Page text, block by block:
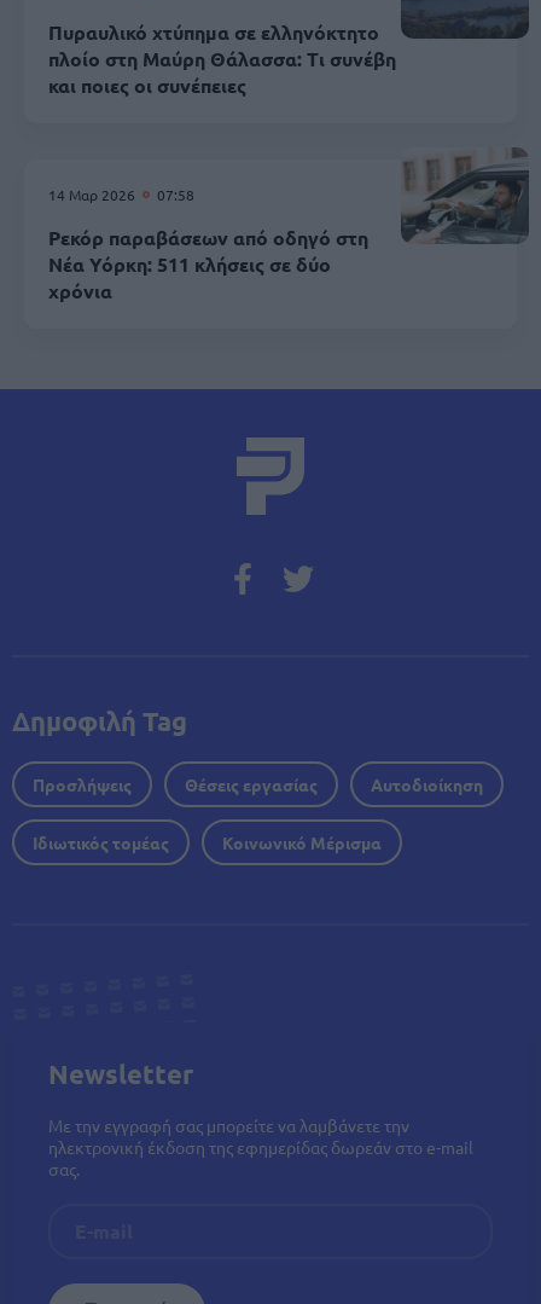
Πυραυλικό χτύπημα σε ελληνόκτητο
πλοίο στη Μαύρη Θάλασσα: Τι συνέβη
και ποιες οι συνέπειες
14 Μαρ 2026 07:58
Ρεκόρ παραβάσεων από οδηγό στη
Νέα Υόρκη: 511 κλήσεις σε δύο
χρόνια
Δημοφιλή Tag
Προσλήψεις Θέσεις εργασίας Αυτοδιοίκηση
Ιδιωτικός τομέας Κοινωνικό Μέρισμα
Newsletter
Με την εγγραφή σας μπορείτε να λαμβάνετε την
ηλεκτρονική έκδοση της εφημερίδας δωρεάν στο e-mail
σας.